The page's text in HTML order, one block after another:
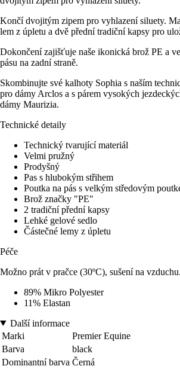
Končí dvojitým zipem pro vyhlazení siluety.
lem z úpletu a dvě přední tradiční kapsy pro
Dokončení zajišťuje naše ikonická brož PE a
pásu na zadní straně.
Skombinujte své kalhoty Sophia s naším
pro dámy Arclos a s párem vysokých
dámy Maurizia.
Technické detaily
Technický tvarující materiál
Velmi pružný
Prodyšný
Pas s hlubokým střihem
Poutka na pás s velkým středovým
Brož značky "PE"
2 tradiční přední kapsy
Lehké gelové sedlo
Částečné lemy z úpletu
Péče
Možno prát v pračce (30ºC), sušení na vzduchu.
89% Mikro Polyester
11% Elastan
Další informace
Marki
Premier Equine
Barva
black
Dominantní barva Černá